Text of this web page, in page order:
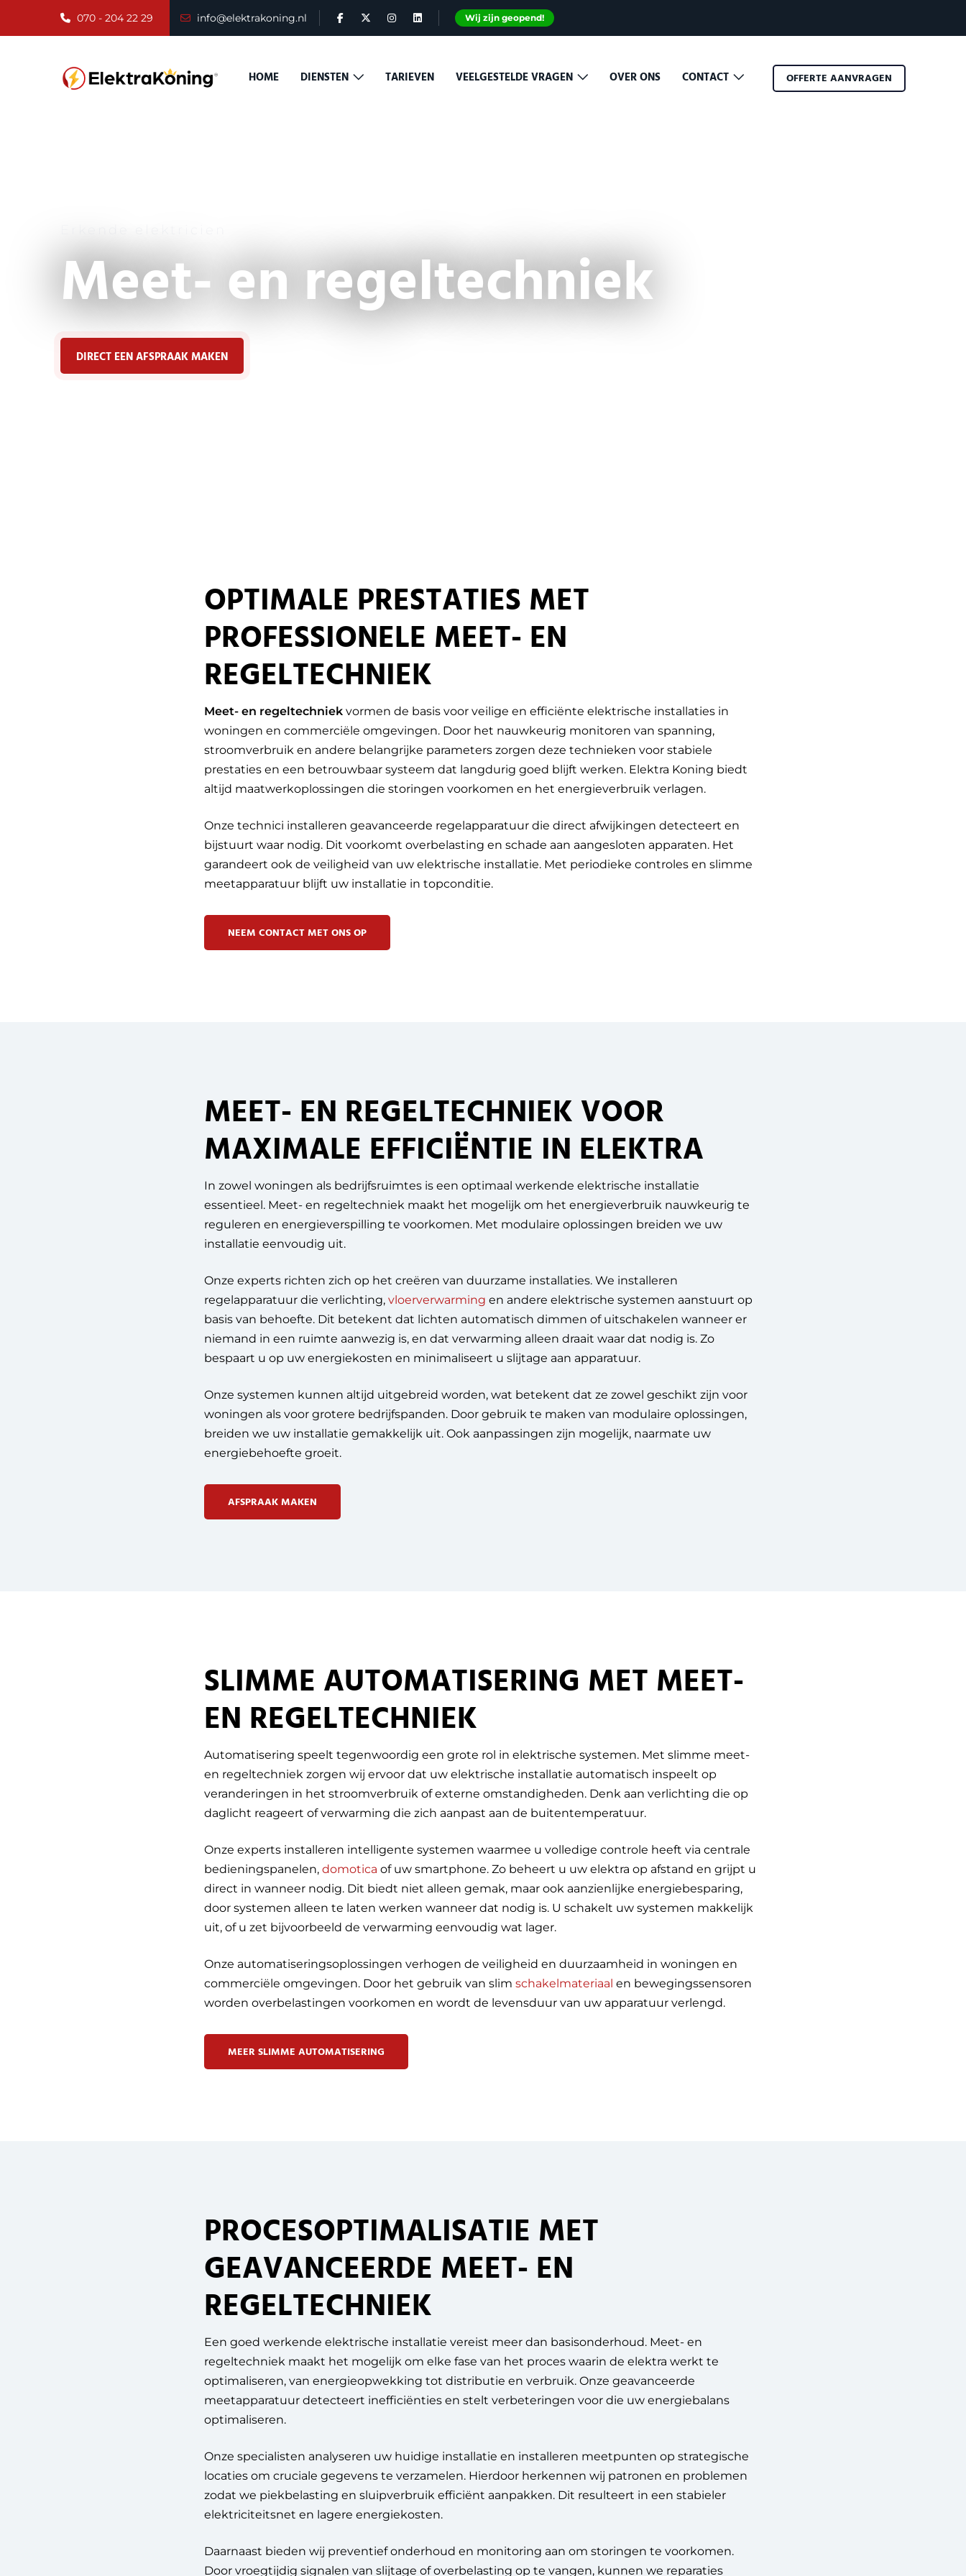
070 - 204 22 29 info@elektrakoning.nl Wij zijn geopend!
HOME DIENSTEN TARIEVEN VEELGESTELDE VRAGEN OVER ONS CONTACT OFFERTE AANVRAGEN
Meet- en regeltechniek
DIRECT EEN AFSPRAAK MAKEN
OPTIMALE PRESTATIES MET
PROFESSIONELE MEET- EN
REGELTECHNIEK
Meet- en regeltechniek vormen de basis voor veilige en efficiënte elektrische installaties in
woningen en commerciële omgevingen. Door het nauwkeurig monitoren van spanning,
stroomverbruik en andere belangrijke parameters zorgen deze technieken voor stabiele
prestaties en een betrouwbaar systeem dat langdurig goed blijft werken. Elektra Koning biedt
altijd maatwerkoplossingen die storingen voorkomen en het energieverbruik verlagen.
Onze technici installeren geavanceerde regelapparatuur die direct afwijkingen detecteert en
bijstuurt waar nodig. Dit voorkomt overbelasting en schade aan aangesloten apparaten. Het
garandeert ook de veiligheid van uw elektrische installatie. Met periodieke controles en slimme
meetapparatuur blijft uw installatie in topconditie.
NEEM CONTACT MET ONS OP
MEET- EN REGELTECHNIEK VOOR
MAXIMALE EFFICIËNTIE IN ELEKTRA
In zowel woningen als bedrijfsruimtes is een optimaal werkende elektrische installatie
essentieel. Meet- en regeltechniek maakt het mogelijk om het energieverbruik nauwkeurig te
reguleren en energieverspilling te voorkomen. Met modulaire oplossingen breiden we uw
installatie eenvoudig uit.
Onze experts richten zich op het creëren van duurzame installaties. We installeren
regelapparatuur die verlichting, vloerverwarming en andere elektrische systemen aanstuurt op
basis van behoefte. Dit betekent dat lichten automatisch dimmen of uitschakelen wanneer er
niemand in een ruimte aanwezig is, en dat verwarming alleen draait waar dat nodig is. Zo
bespaart u op uw energiekosten en minimaliseert u slijtage aan apparatuur.
Onze systemen kunnen altijd uitgebreid worden, wat betekent dat ze zowel geschikt zijn voor
woningen als voor grotere bedrijfspanden. Door gebruik te maken van modulaire oplossingen,
breiden we uw installatie gemakkelijk uit. Ook aanpassingen zijn mogelijk, naarmate uw
energiebehoefte groeit.
AFSPRAAK MAKEN
SLIMME AUTOMATISERING MET MEET-
EN REGELTECHNIEK
Automatisering speelt tegenwoordig een grote rol in elektrische systemen. Met slimme meet-
en regeltechniek zorgen wij ervoor dat uw elektrische installatie automatisch inspeelt op
veranderingen in het stroomverbruik of externe omstandigheden. Denk aan verlichting die op
daglicht reageert of verwarming die zich aanpast aan de buitentemperatuur.
Onze experts installeren intelligente systemen waarmee u volledige controle heeft via centrale
bedieningspanelen, domotica of uw smartphone. Zo beheert u uw elektra op afstand en grijpt u
direct in wanneer nodig. Dit biedt niet alleen gemak, maar ook aanzienlijke energiebesparing,
door systemen alleen te laten werken wanneer dat nodig is. U schakelt uw systemen makkelijk
uit, of u zet bijvoorbeeld de verwarming eenvoudig wat lager.
Onze automatiseringsoplossingen verhogen de veiligheid en duurzaamheid in woningen en
commerciële omgevingen. Door het gebruik van slim schakelmateriaal en bewegingssensoren
worden overbelastingen voorkomen en wordt de levensduur van uw apparatuur verlengd.
MEER SLIMME AUTOMATISERING
PROCESOPTIMALISATIE MET
GEAVANCEERDE MEET- EN
REGELTECHNIEK
Een goed werkende elektrische installatie vereist meer dan basisonderhoud. Meet- en
regeltechniek maakt het mogelijk om elke fase van het proces waarin de elektra werkt te
optimaliseren, van energieopwekking tot distributie en verbruik. Onze geavanceerde
meetapparatuur detecteert inefficiënties en stelt verbeteringen voor die uw energiebalans
optimaliseren.
Onze specialisten analyseren uw huidige installatie en installeren meetpunten op strategische
locaties om cruciale gegevens te verzamelen. Hierdoor herkennen wij patronen en problemen
zodat we piekbelasting en sluipverbruik efficiënt aanpakken. Dit resulteert in een stabieler
elektriciteitsnet en lagere energiekosten.
Daarnaast bieden wij preventief onderhoud en monitoring aan om storingen te voorkomen.
Door vroegtijdig signalen van slijtage of overbelasting op te vangen, kunnen we reparaties